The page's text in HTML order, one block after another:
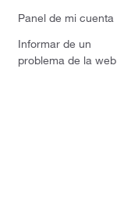
Panel de mi cuenta
Informar de un
problema de la web